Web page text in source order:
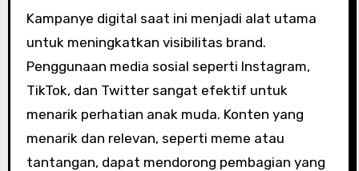
Kampanye digital saat ini menjadi alat utama
untuk meningkatkan visibilitas brand.
Penggunaan media sosial seperti Instagram,
TikTok, dan Twitter sangat efektif untuk
menarik perhatian anak muda. Konten yang
menarik dan relevan, seperti meme atau
tantangan, dapat mendorong pembagian yang